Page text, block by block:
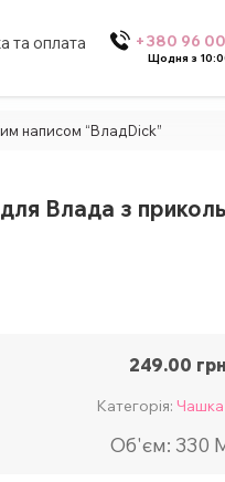
та оплата +380 96
Щодня з
написом “ВладDick”
Влада з
249.00 грн
Категорія: Чашка
Об'єм: 330